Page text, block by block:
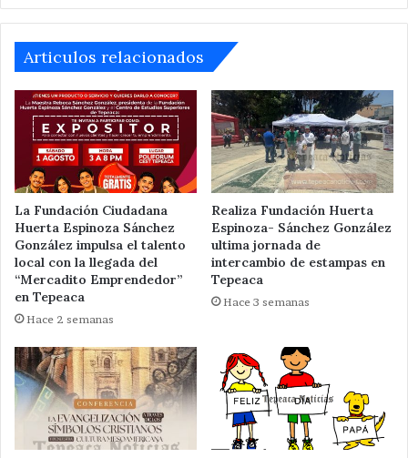
Articulos relacionados
La Fundación Ciudadana
Huerta Espinoza Sánchez
González impulsa el talento
local con la llegada del
“Mercadito Emprendedor”
en Tepeaca
Hace 2 semanas
Realiza Fundación Huerta
Espinoza- Sánchez González
ultima jornada de
intercambio de estampas en
Tepeaca
Hace 3 semanas